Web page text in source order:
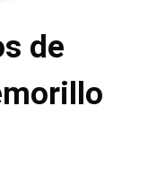
de